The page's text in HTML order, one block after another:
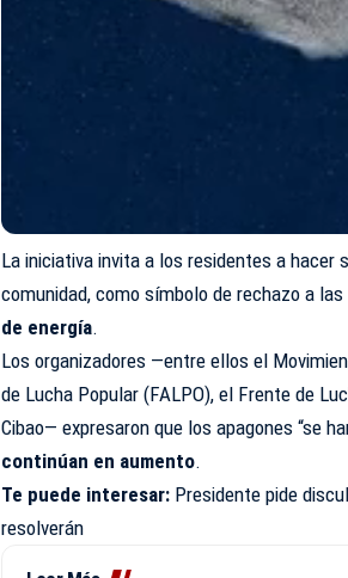
La iniciativa invita a los residentes a hacer
comunidad, como símbolo de rechazo a las
de energía.
Los organizadores —entre ellos el
de Lucha Popular (FALPO), el Frente de
Cibao— expresaron que los apagones “se
continúan en aumento.
Te puede interesar: Presidente pide
resolverán